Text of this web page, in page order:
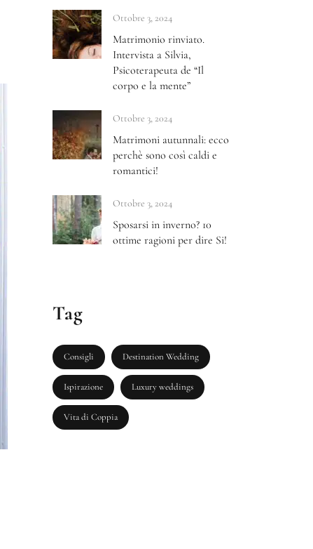
Ottobre 3, 2024
Matrimonio rinviato.
Intervista a Silvia,
Psicoterapeuta de “Il
corpo e la mente”
Ottobre 3, 2024
Matrimoni autunnali: ecco
perchè sono così caldi e
romantici!
Ottobre 3, 2024
Sposarsi in inverno? 10
ottime ragioni per dire Si!
Tag
Consigli Destination Wedding
Ispirazione Luxury weddings
Vita di Coppia